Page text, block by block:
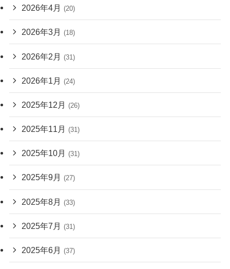
2026年4月 (20)
2026年3月 (18)
2026年2月 (31)
2026年1月 (24)
2025年12月 (26)
2025年11月 (31)
2025年10月 (31)
2025年9月 (27)
2025年8月 (33)
2025年7月 (31)
2025年6月 (37)